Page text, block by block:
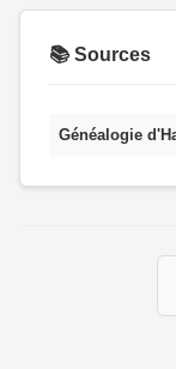
📚 Sources
Généalogie